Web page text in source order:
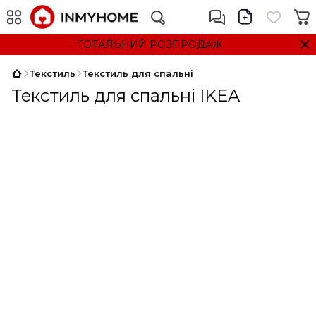
ТОТАЛЬНИЙ РОЗПРОДАЖ
Текстиль Текстиль для спальні
Текстиль для спальні IKEA